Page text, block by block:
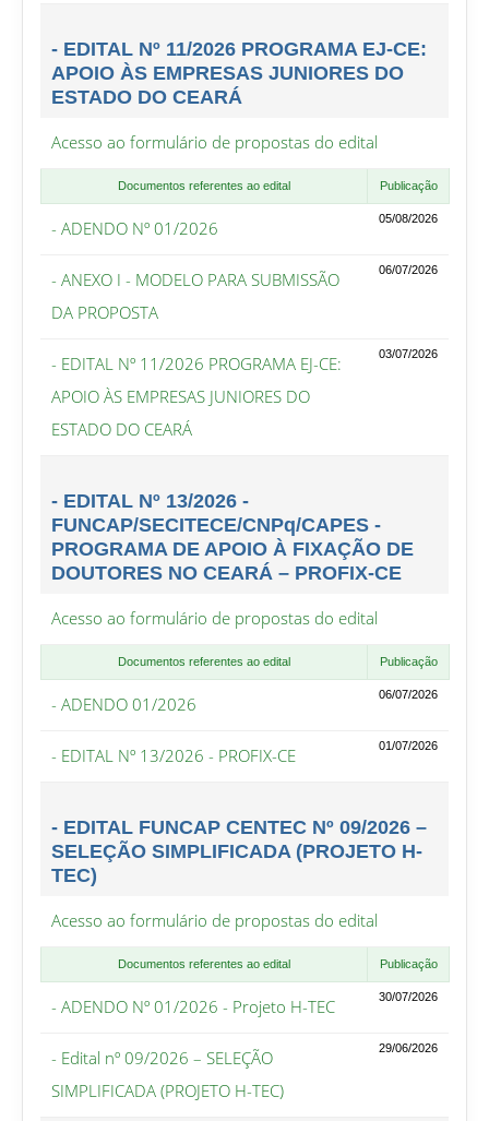
- EDITAL Nº 11/2026 PROGRAMA EJ-CE:
APOIO ÀS EMPRESAS JUNIORES DO
ESTADO DO CEARÁ
Acesso ao formulário de propostas do edital
Documentos referentes ao edital Publicação
- ADENDO Nº 01/2026 05/08/2026
- ANEXO I - MODELO PARA SUBMISSÃO
DA PROPOSTA
06/07/2026
- EDITAL Nº 11/2026 PROGRAMA EJ-CE:
APOIO ÀS EMPRESAS JUNIORES DO
ESTADO DO CEARÁ
03/07/2026
- EDITAL Nº 13/2026 -
FUNCAP/SECITECE/CNPq/CAPES -
PROGRAMA DE APOIO À FIXAÇÃO DE
DOUTORES NO CEARÁ – PROFIX-CE
Acesso ao formulário de propostas do edital
Documentos referentes ao edital Publicação
- ADENDO 01/2026 06/07/2026
- EDITAL Nº 13/2026 - PROFIX-CE 01/07/2026
- EDITAL FUNCAP CENTEC Nº 09/2026 –
SELEÇÃO SIMPLIFICADA (PROJETO H-
TEC)
Acesso ao formulário de propostas do edital
Documentos referentes ao edital Publicação
- ADENDO Nº 01/2026 - Projeto H-TEC 30/07/2026
- Edital nº 09/2026 – SELEÇÃO
SIMPLIFICADA (PROJETO H-TEC)
29/06/2026